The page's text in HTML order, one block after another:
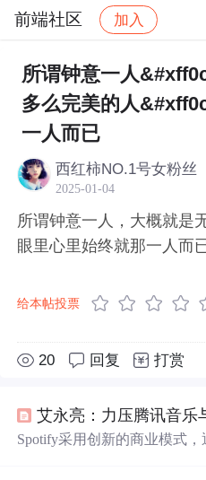
前端社区 加入
社区 前端社区 感慨
所谓钟意一人
多么完美的人
一人而已
西红柿NO.1号女粉丝
2025-01-04
所谓钟意一人，大概就是
眼里心里始终就那一人而
给本帖投票
20 回复 打赏
Spotify采用创新的商业模式